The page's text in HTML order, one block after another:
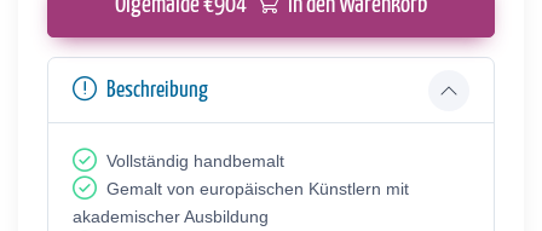
Beschreibung
Vollständig handbemalt
Gemalt von europäischen Künstlern mit
akademischer Ausbildung